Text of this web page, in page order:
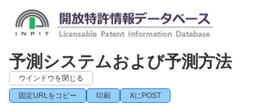
予測システムおよび予測方法
ウインドウを閉じる
固定URLをコピー 印刷 XにPOST